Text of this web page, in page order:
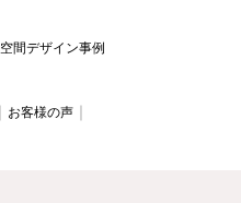
空間デザイン事例
お客様の声